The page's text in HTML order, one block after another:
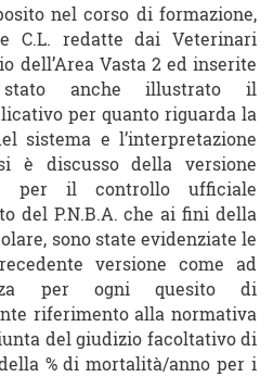
nel corso di formazione,
C.L. redatte dai Veterinari
dell’Area Vasta 2 ed inserite
anche illustrato il
per quanto riguarda la
sistema e l’interpretazione
è discusso della versione
per il controllo ufficiale
del P.N.B.A. che ai fini della
sono state evidenziate le
versione come ad
per ogni quesito di
riferimento alla normativa
del giudizio facoltativo di
% di mortalità/anno per i